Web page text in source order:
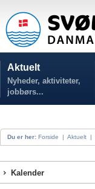
Aktuelt
Nyheder, aktiviteter,
jobbørs...
Du er her: Forside | Aktuelt |
Kalender